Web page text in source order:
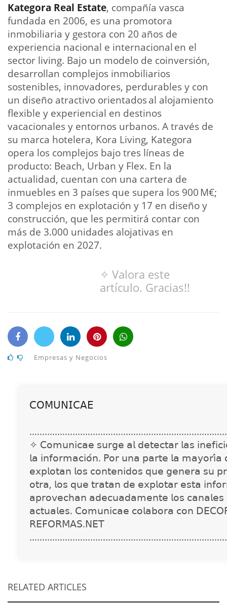
Kategora Real Estate, compañía vasca
fundada en 2006, es una promotora
inmobiliaria y gestora con 20 años de
experiencia nacional e internacional en el
sector living. Bajo un modelo de coinversión,
desarrollan complejos inmobiliarios
sostenibles, innovadores, perdurables y con
un diseño atractivo orientados al alojamiento
flexible y experiencial en destinos
vacacionales y entornos urbanos. A través de
su marca hotelera, Kora Living, Kategora
opera los complejos bajo tres líneas de
producto: Beach, Urban y Flex. En la
actualidad, cuentan con una cartera de
inmuebles en 3 países que supera los 900 M€;
3 complejos en explotación y 17 en diseño y
construcción, que les permitirá contar con
más de 3.000 unidades alojativas en
explotación en 2027.
✧ Valora este
artículo. Gracias!!
Empresas y Negocios
𝖢𝖮𝖬𝖴𝖭𝖨𝖢𝖠𝖤
✧ 𝖢𝗈𝗆𝗎𝗇𝗂𝖼𝖺𝖾 𝗌𝗎𝗋𝗀𝖾 𝖺𝗅 𝖽𝖾𝗍𝖾𝖼𝗍𝖺𝗋 𝗅𝖺𝗌
𝗅𝖺 𝗂𝗇𝖿𝗈𝗋𝗆𝖺𝖼𝗂𝗈́𝗇. 𝖯𝗈𝗋 𝗎𝗇𝖺 𝗉𝖺𝗋𝗍𝖾 𝗅𝖺
𝖾𝗑𝗉𝗅𝗈𝗍𝖺𝗇 𝗅𝗈𝗌 𝖼𝗈𝗇𝗍𝖾𝗇𝗂𝖽𝗈𝗌 𝗊𝗎𝖾 𝗀𝖾𝗇𝖾𝗋𝖺 𝗌𝗎
𝗈𝗍𝗋𝖺, 𝗅𝗈𝗌 𝗊𝗎𝖾 𝗍𝗋𝖺𝗍𝖺𝗇 𝖽𝖾 𝖾𝗑𝗉𝗅𝗈𝗍𝖺𝗋 𝖾𝗌𝗍𝖺
𝖺𝗉𝗋𝗈𝗏𝖾𝖼𝗁𝖺𝗇 𝖺𝖽𝖾𝖼𝗎𝖺𝖽𝖺𝗆𝖾𝗇𝗍𝖾 𝗅𝗈𝗌
𝖺𝖼𝗍𝗎𝖺𝗅𝖾𝗌. 𝖢𝗈𝗆𝗎𝗇𝗂𝖼𝖺𝖾 𝖼𝗈𝗅𝖺𝖻𝗈𝗋𝖺 𝖼𝗈𝗇
𝖱𝖤𝖥𝖮𝖱𝖬𝖠𝖲.𝖭𝖤𝖳
RELATED ARTICLES